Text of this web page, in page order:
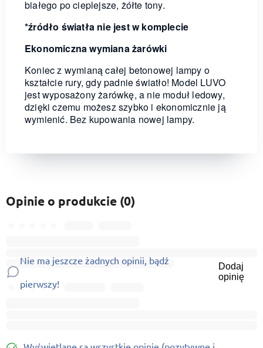
białego po cieplejsze, żółte tony.
*źródło światła nie jest w komplecie
Ekonomiczna wymiana żarówki
Koniec z wymianą całej betonowej lampy o
kształcie rury, gdy padnie światło! Model LUVO
jest wyposażony żarówkę, a nie moduł ledowy,
dzięki czemu możesz szybko i ekonomicznie ją
wymienić. Bez kupowania nowej lampy.
Opinie o produkcie (0)
Nie ma jeszcze żadnych opinii, bądź
pierwszy!
Dodaj
opinię